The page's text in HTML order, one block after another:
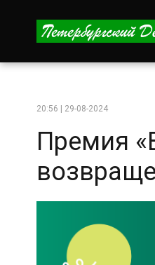
20:56 | 29-08-2024
Премия